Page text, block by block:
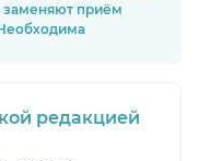
заменяют приём
редакцией